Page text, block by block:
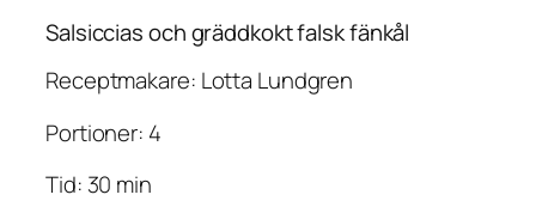
Salsiccias och gräddkokt falsk fänkål
Receptmakare: Lotta Lundgren
Portioner: 4
Tid: 30 min